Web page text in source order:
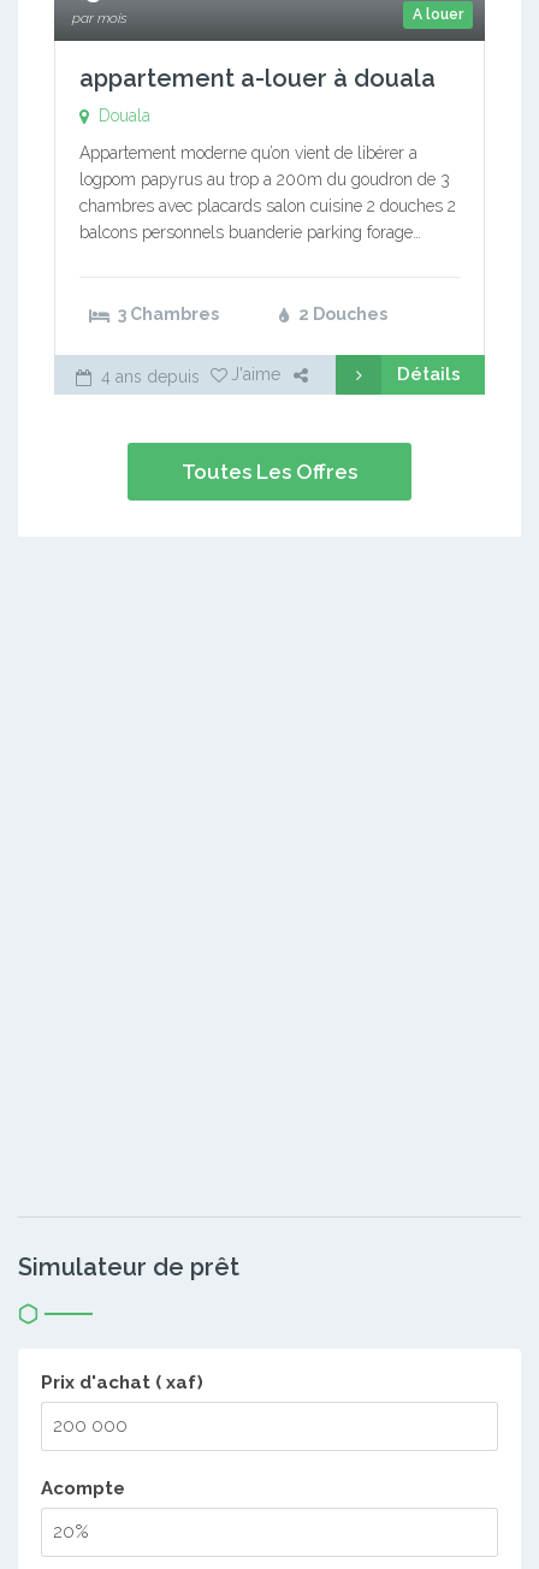
A louer
par mois
appartement a-louer à douala
Douala
Appartement moderne qu’on vient de libérer a
logpom papyrus au trop a 200m du goudron de 3
chambres avec placards salon cuisine 2 douches 2
balcons personnels buanderie parking forage…
3 Chambres 2 Douches
4 ans depuis J'aime Détails
Toutes Les Offres
Simulateur de prêt
Prix d'achat ( xaf)
Acompte